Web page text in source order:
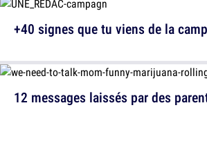
12 messages laissés par des
+40 signes que tu viens de la